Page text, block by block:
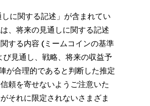
に関する記述」が含まれてい
、将来の見通しに関する記述
する内容 (ミームコインの基準
見通し、戦略、将来の収益予
が合理的であると判断した推定
頼を寄せないようご注意いた
それに限定されないさまざま